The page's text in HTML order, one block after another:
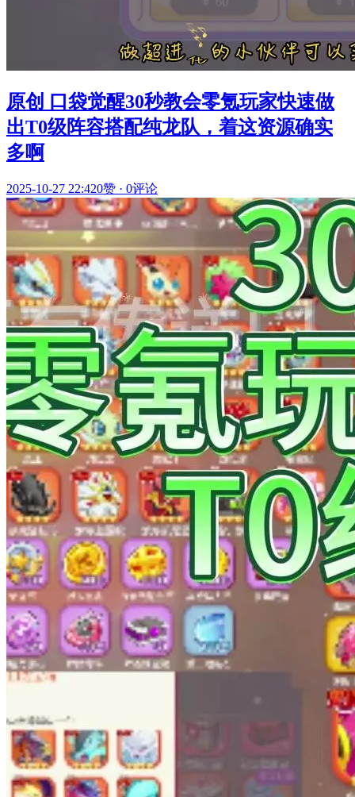
原创 口袋觉醒30秒教会零氪玩家快速做
出T0级阵容搭配纯龙队，着这资源确实
多啊
2025-10-27 22:420赞 · 0评论